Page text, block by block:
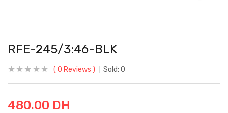
RFE-245/3:46-BLK
0 Reviews Sold: 0
480.00 DH